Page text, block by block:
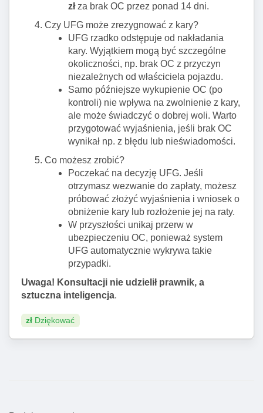
złza brak OC przez ponad 14 dni.
Czy UFG może zrezygnować z kary?
UFG rzadko odstępuje od nakładania
kary. Wyjątkiem mogą być szczególne
okoliczności, np. brak OC z przyczyn
niezależnych od właściciela pojazdu.
Samo późniejsze wykupienie OC (po
kontroli) nie wpływa na zwolnienie z kary,
ale może świadczyć o dobrej woli. Warto
przygotować wyjaśnienia, jeśli brak OC
wynikał np. z błędu lub nieświadomości.
Co możesz zrobić?
Poczekać na decyzję UFG. Jeśli
otrzymasz wezwanie do zapłaty, możesz
próbować złożyć wyjaśnienia i wniosek o
obniżenie kary lub rozłożenie jej na raty.
W przyszłości unikaj przerw w
ubezpieczeniu OC, ponieważ system
UFG automatycznie wykrywa takie
przypadki.
Uwaga! Konsultacji nie udzielił prawnik, a
sztuczna inteligencja.
zł Dziękować